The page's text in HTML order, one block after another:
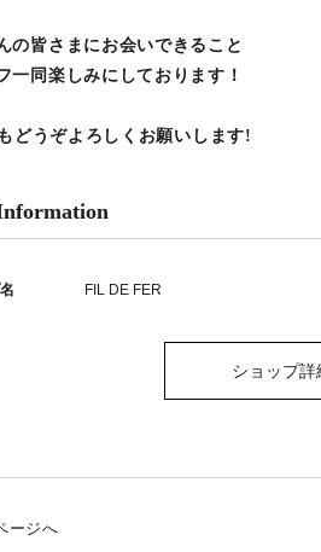
の皆さまにお会いできること
一同楽しみにしております！
どうぞよろしくお願いします!
FIL DE FER
ショップ詳
ージへ